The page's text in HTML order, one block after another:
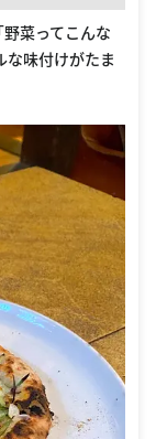
菜ってこんな
な味付けがたま